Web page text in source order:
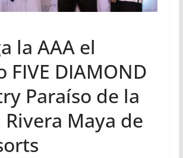
la AAA el
FIVE DIAMOND
Paraíso de la
Maya de